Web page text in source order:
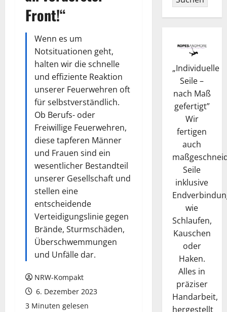
Front!“
Wenn es um
Notsituationen geht,
halten wir die schnelle
und effiziente Reaktion
unserer Feuerwehren oft
für selbstverständlich.
Ob Berufs- oder
Freiwillige Feuerwehren,
diese tapferen Männer
und Frauen sind ein
wesentlicher Bestandteil
unserer Gesellschaft und
stellen eine
entscheidende
Verteidigungslinie gegen
Brände, Sturmschäden,
Überschwemmungen
und Unfälle dar.
NRW-Kompakt
6. Dezember 2023
3 Minuten gelesen
„Individuelle
Seile –
nach Maß
gefertigt”
Wir
fertigen
auch
Seile
inklusive
wie
Schlaufen,
Kauschen
oder
Haken.
Alles in
präziser
Handarbeit,
hergestellt